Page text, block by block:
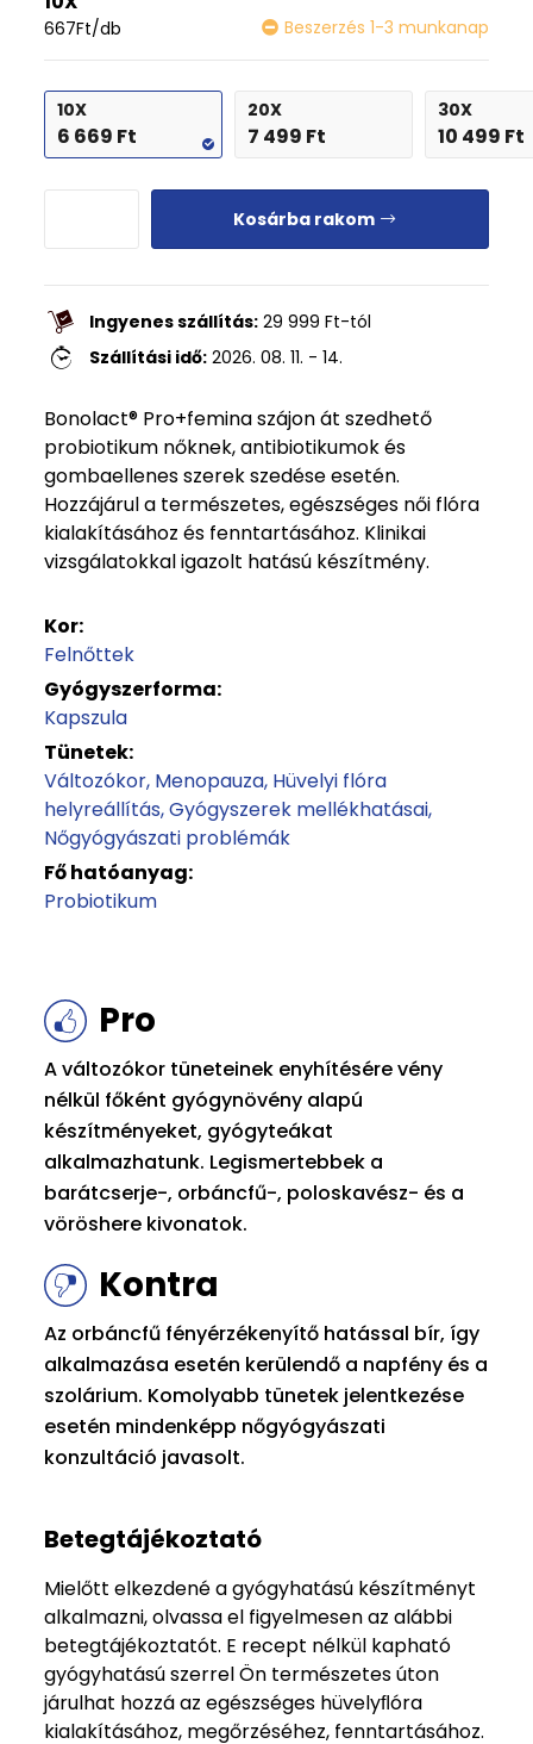
667Ft/db Beszerzés 1-3 munkanap
10X
6 669 Ft
20X
7 499 Ft
30X
10 499 Ft
Kosárba rakom
Ingyenes szállítás: 29 999 Ft-tól
Szállítási idő: 2026. 08. 11. - 14.
Bonolact® Pro+femina szájon át szedhető
probiotikum nőknek, antibiotikumok és
gombaellenes szerek szedése esetén.
Hozzájárul a természetes, egészséges női flóra
kialakításához és fenntartásához. Klinikai
vizsgálatokkal igazolt hatású készítmény.
Kor:
Felnőttek
Gyógyszerforma:
Kapszula
Tünetek:
Változókor Menopauza Hüvelyi flóra
helyreállítás Gyógyszerek mellékhatásai
Nőgyógyászati problémák
Fő hatóanyag:
Probiotikum
Pro
A változókor tüneteinek enyhítésére vény
nélkül főként gyógynövény alapú
készítményeket, gyógyteákat
alkalmazhatunk. Legismertebbek a
barátcserje-, orbáncfű-, poloskavész- és a
vöröshere kivonatok.
Kontra
Az orbáncfű fényérzékenyítő hatással bír, így
alkalmazása esetén kerülendő a napfény és a
szolárium. Komolyabb tünetek jelentkezése
esetén mindenképp nőgyógyászati
konzultáció javasolt.
Betegtájékoztató
Mielőtt elkezdené a gyógyhatású készítményt
alkalmazni, olvassa el figyelmesen az alábbi
betegtájékoztatót. E recept nélkül kapható
gyógyhatású szerrel Ön természetes úton
járulhat hozzá az egészséges hüvelyﬂóra
kialakításához, megőrzéséhez, fenntartásához.